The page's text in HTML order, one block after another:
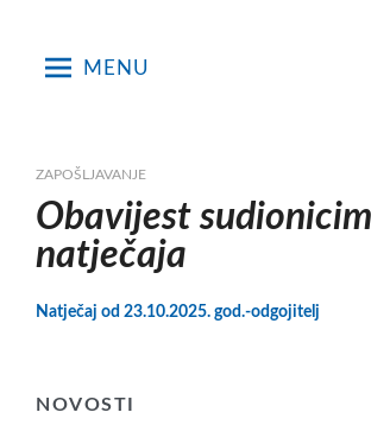
MENU
ZAPOŠLJAVANJE
Obavijest
natječaja
Natječaj od 23.10.2025. god.-odgojitelj
NOVOSTI